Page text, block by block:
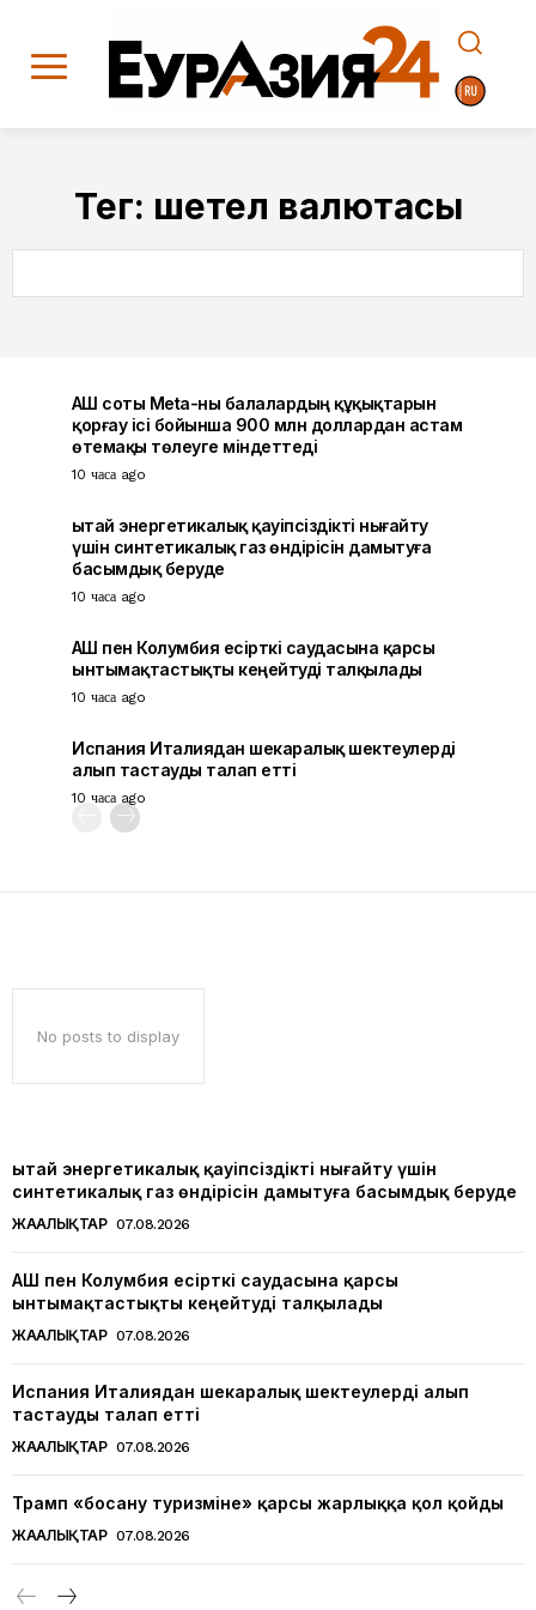
Тег: шетел валютасы
АҚШ соты Meta-ны балалардың құқықтарын
қорғау ісі бойынша 900 млн доллардан астам
өтемақы төлеуге міндеттеді
10 часа ago
Қытай энергетикалық қауіпсіздікті нығайту
үшін синтетикалық газ өндірісін дамытуға
басымдық беруде
10 часа ago
АҚШ пен Колумбия есірткі саудасына қарсы
ынтымақтастықты кеңейтуді талқылады
10 часа ago
Испания Италиядан шекаралық шектеулерді
алып тастауды талап етті
10 часа ago
No posts to display
Қытай энергетикалық қауіпсіздікті нығайту үшін
синтетикалық газ өндірісін дамытуға басымдық беруде
ЖАҢАЛЫҚТАР 07.08.2026
АҚШ пен Колумбия есірткі саудасына қарсы
ынтымақтастықты кеңейтуді талқылады
ЖАҢАЛЫҚТАР 07.08.2026
Испания Италиядан шекаралық шектеулерді алып
тастауды талап етті
ЖАҢАЛЫҚТАР 07.08.2026
Трамп «босану туризміне» қарсы жарлыққа қол қойды
ЖАҢАЛЫҚТАР 07.08.2026